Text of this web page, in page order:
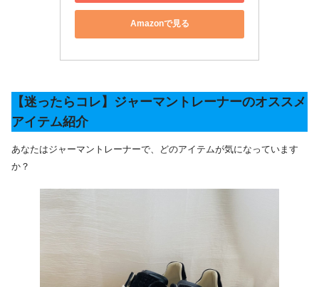
Amazonで見る
【迷ったらコレ】ジャーマントレーナーのオススメ
アイテム紹介
あなたはジャーマントレーナーで、どのアイテムが気になっています
か？